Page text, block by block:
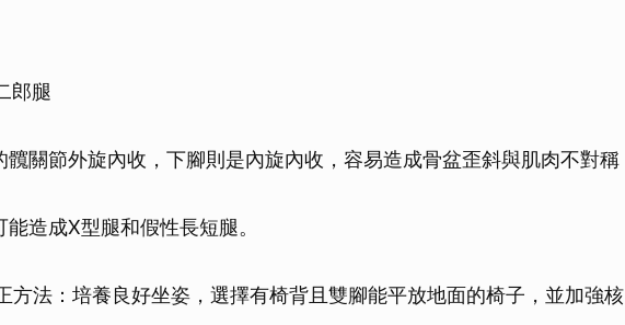
郎腿
髖關節外旋內收，下腳則是內旋內收，容易造成骨盆歪斜與肌肉不對稱
能造成X型腿和假性長短腿。
方法：培養良好坐姿，選擇有椅背且雙腳能平放地面的椅子，並加強核